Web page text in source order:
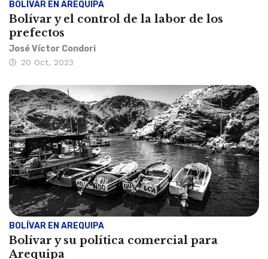
BOLÍVAR EN AREQUIPA
Bolívar y el control de la labor de los
prefectos
José Víctor Condori
20 Oct, 2023
BOLÍVAR EN AREQUIPA
Bolívar y su política comercial para
Arequipa